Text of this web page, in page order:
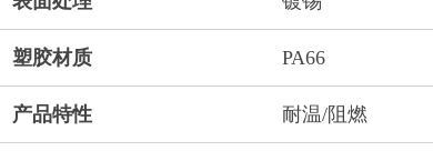
塑胶材质 PA66
产品特性 耐温/阻燃